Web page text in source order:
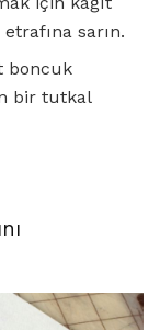
sarın.
boncuk
bir tutkal